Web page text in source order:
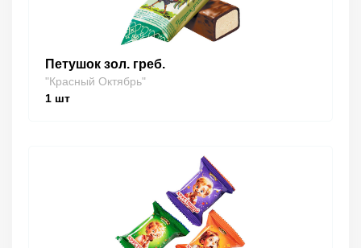
Петушок зол. греб.
"Красный Октябрь"
1 шт